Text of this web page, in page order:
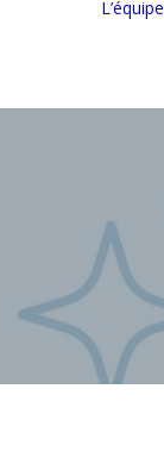
L’équipe